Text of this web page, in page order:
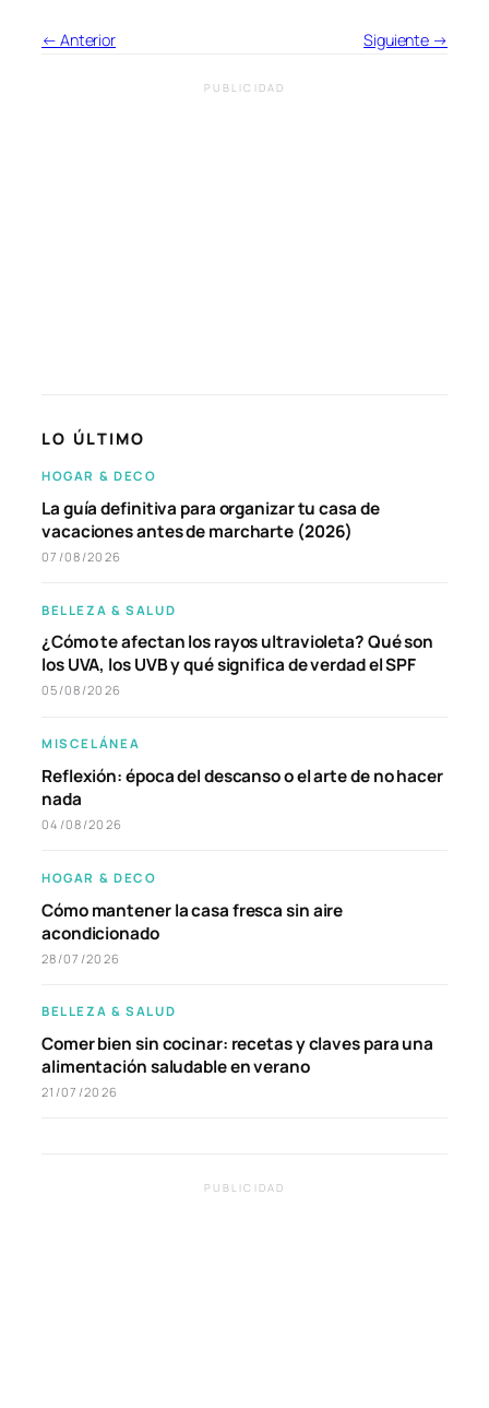
← Anterior Siguiente →
PUBLICIDAD
LO ÚLTIMO
HOGAR & DECO
La guía definitiva para organizar tu casa de
vacaciones antes de marcharte (2026)
07/08/2026
BELLEZA & SALUD
¿Cómo te afectan los rayos ultravioleta? Qué son
los UVA, los UVB y qué significa de verdad el SPF
05/08/2026
MISCELÁNEA
Reflexión: época del descanso o el arte de no hacer
nada
04/08/2026
HOGAR & DECO
Cómo mantener la casa fresca sin aire
acondicionado
28/07/2026
BELLEZA & SALUD
Comer bien sin cocinar: recetas y claves para una
alimentación saludable en verano
21/07/2026
PUBLICIDAD